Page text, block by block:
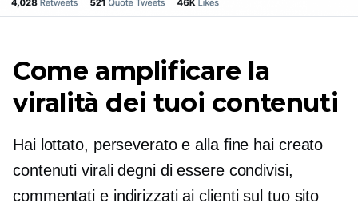
Come amplificare la
viralità dei tuoi contenuti
Hai lottato, perseverato e alla fine hai creato
contenuti virali degni di essere condivisi,
commentati e indirizzati ai clienti sul tuo sito